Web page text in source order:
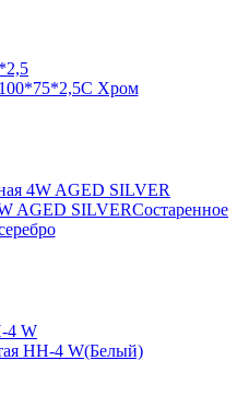
C Хром
AGED SILVERСостаренное
HH-4 W(Белый)